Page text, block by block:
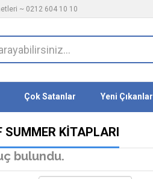
~ 0212 604 10 10
Çok Satanlar Yeni Çıkanlar
SUMMER KITAPLARI
bulundu.